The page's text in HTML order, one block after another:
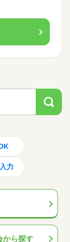
力
から探す